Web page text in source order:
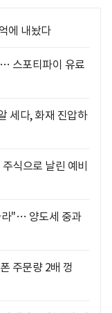
에 내놨다
스포티파이 유료
세다, 화재 진압하
식으로 날린 예비
라"… 양도세 중과
주문량 2배 껑